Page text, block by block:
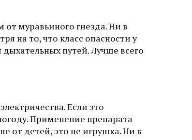
от муравьиного гнезда. Ни в
на то, что класс опасности у
путей. Лучше всего
Если это
Применение препарата
от детей, это не игрушка. Ни в